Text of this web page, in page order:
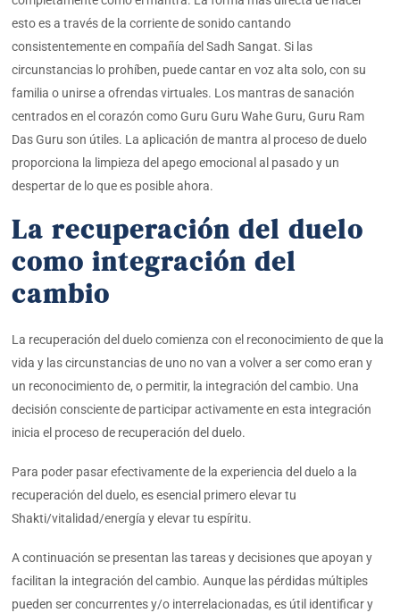
esto es a través de la corriente de sonido cantando
consistentemente en compañía del Sadh Sangat. Si las
circunstancias lo prohíben, puede cantar en voz alta solo, con su
familia o unirse a ofrendas virtuales. Los mantras de sanación
centrados en el corazón como Guru Guru Wahe Guru, Guru Ram
Das Guru son útiles. La aplicación de mantra al proceso de duelo
proporciona la limpieza del apego emocional al pasado y un
despertar de lo que es posible ahora.
La recuperación del duelo
como integración del
cambio
La recuperación del duelo comienza con el reconocimiento de que la
vida y las circunstancias de uno no van a volver a ser como eran y
un reconocimiento de, o permitir, la integración del cambio. Una
decisión consciente de participar activamente en esta integración
inicia el proceso de recuperación del duelo.
Para poder pasar efectivamente de la experiencia del duelo a la
recuperación del duelo, es esencial primero elevar tu
Shakti/vitalidad/energía y elevar tu espíritu.
A continuación se presentan las tareas y decisiones que apoyan y
facilitan la integración del cambio. Aunque las pérdidas múltiples
pueden ser concurrentes y/o interrelacionadas, es útil identificar y